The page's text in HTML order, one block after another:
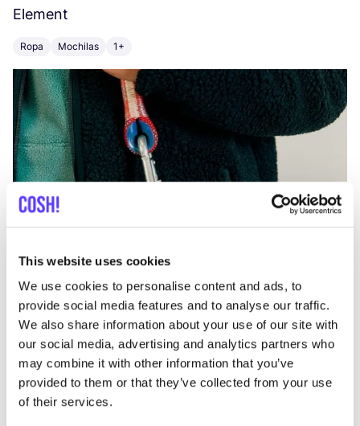
This website uses cookies
We use cookies to personalise content and ads, to
provide social media features and to analyse our traffic.
We also share information about your use of our site with
our social media, advertising and analytics partners who
may combine it with other information that you’ve
provided to them or that they’ve collected from your use
of their services.
Element
Ropa Mochilas 1+